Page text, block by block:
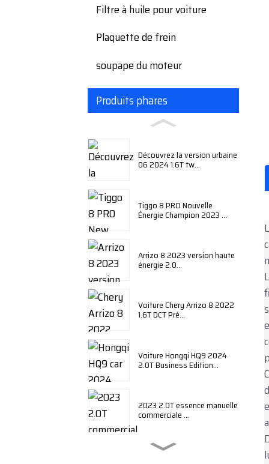
Filtre à huile pour voiture
Plaquette de frein
soupape du moteur
Produits phares
Découvrez la version urbaine
06 2024 1.6T tw...
Tiggo 8 PRO Nouvelle
Énergie Champion 2023 ...
Arrizo 8 2023 version haute
énergie 2.0...
Voiture Chery Arrizo 8 2022
1.6T DCT Pré...
Voiture Hongqi HQ9 2024
2.0T Business Edition...
2023 2.0T essence manuelle
commerciale ...
BYD Qin plus 2024 édition